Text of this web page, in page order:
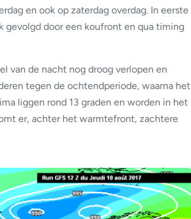
en ook op zaterdag overdag. In eerste
gevolgd door een koufront en qua timing
van de nacht nog droog verlopen en
tegen de ochtendperiode, waarna het
liggen rond 13 graden en worden in het
er, achter het warmtefront, zachtere